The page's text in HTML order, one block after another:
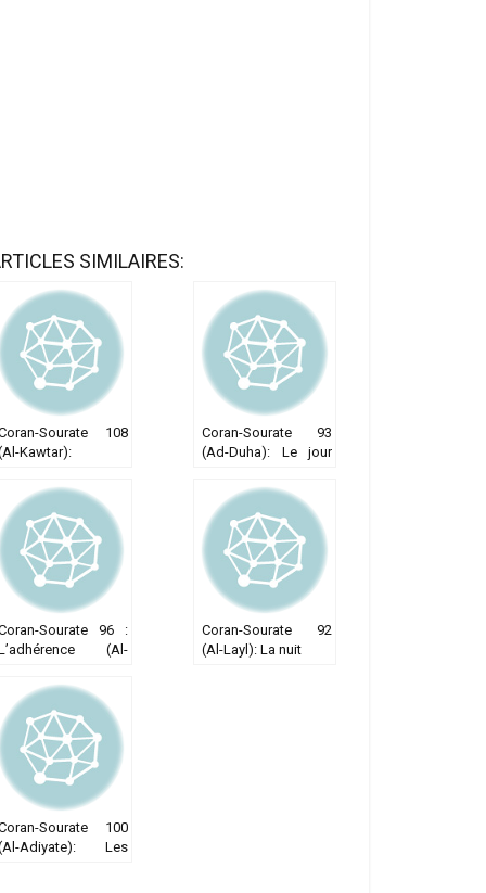
SIMILAIRES:
Sourate 108
Kawtar):
Coran-Sourate 93
(Ad-Duha): Le jour
Sourate 96 :
(Al-
Coran-Sourate 92
(Al-Layl): La nuit
Sourate 100
Adiyate): Les